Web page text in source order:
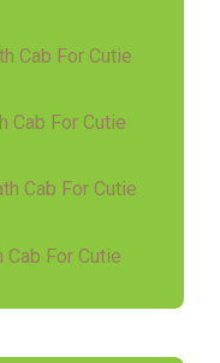
Cab For Cutie
Cab For Cutie
Cab For Cutie
Cab For Cutie